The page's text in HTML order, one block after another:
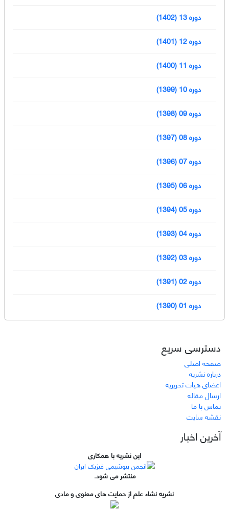
دوره 13 (1402)
دوره 12 (1401)
دوره 11 (1400)
دوره 10 (1399)
دوره 09 (1398)
دوره 08 (1397)
دوره 07 (1396)
دوره 06 (1395)
دوره 05 (1394)
دوره 04 (1393)
دوره 03 (1392)
دوره 02 (1391)
دوره 01 (1390)
دسترسی سریع
صفحه اصلی
درباره نشریه
اعضای هیات تحریریه
ارسال مقاله
تماس با ما
نقشه سایت
آخرین اخبار
این نشریه با همکاری
منتشر می شود.
نشریه نشاء علم از حمایت های معنوی و مادی